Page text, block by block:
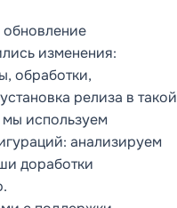
изменения:
обработки,
релиза в такой
мы используем
анализируем
доработки